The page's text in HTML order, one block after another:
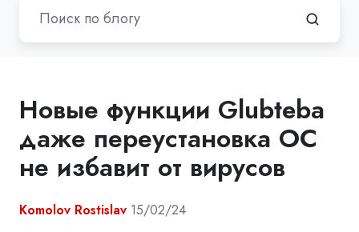
Новые функции Glubteba
даже переустановка ОС
не избавит от вирусов
Komolov Rostislav 15/02/24